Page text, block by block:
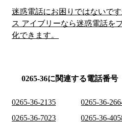
迷惑電話にお困りではないで
ス アイブリーなら迷惑電話を
化できます。
0265-36に関連する電話番号
0265-36-2135 0265-36-
0265-36-7023
0265-36-